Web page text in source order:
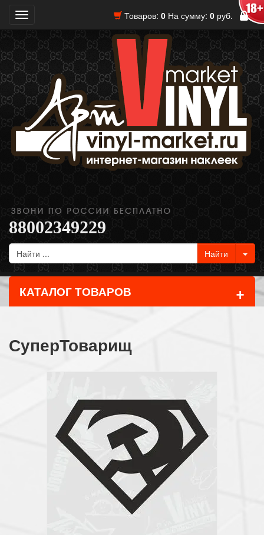
Товаров: 0 На сумму: 0 руб.
Toggle
navigation
88002349229
КАТАЛОГ ТОВАРОВ +
СуперТоварищ